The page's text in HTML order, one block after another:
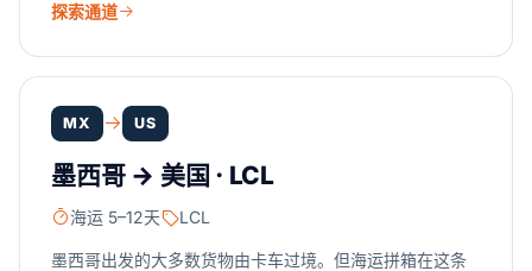
探索通道
MX US
墨西哥 → 美国 · LCL
海运 5–12天 LCL
墨西哥出发的大多数货物由卡车过境。但海运拼箱在这条